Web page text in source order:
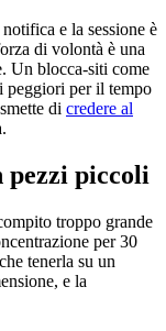
e la sessione è
di volontà è una
Un blocca-siti come
peggiori per il tempo
di credere al
pezzi piccoli
troppo grande
per 30
tenerla su un
e la